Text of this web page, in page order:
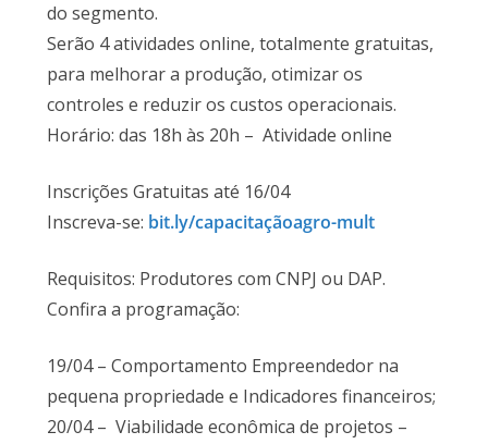
do segmento.
Serão 4 atividades online, totalmente gratuitas,
para melhorar a produção, otimizar os
controles e reduzir os custos operacionais.
Horário: das 18h às 20h – Atividade online
Inscrições Gratuitas até 16/04
Inscreva-se: bit.ly/capacitaçãoagro-mult
Requisitos: Produtores com CNPJ ou DAP.
Confira a programação:
19/04 – Comportamento Empreendedor na
pequena propriedade e Indicadores financeiros;
20/04 – Viabilidade econômica de projetos –